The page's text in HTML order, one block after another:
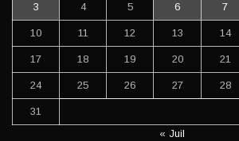
3 4 5 6 7
10 11 12 13 14
17 18 19 20 21
24 25 26 27 28
31
« Juil